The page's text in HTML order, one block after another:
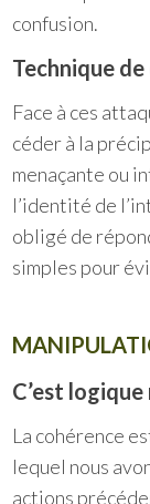
confusion.
Technique
Face à ces
céder à la
menaçante ou
l’identité de
obligé de
simples pour
C’est logique
La cohérence
lequel nous
actions